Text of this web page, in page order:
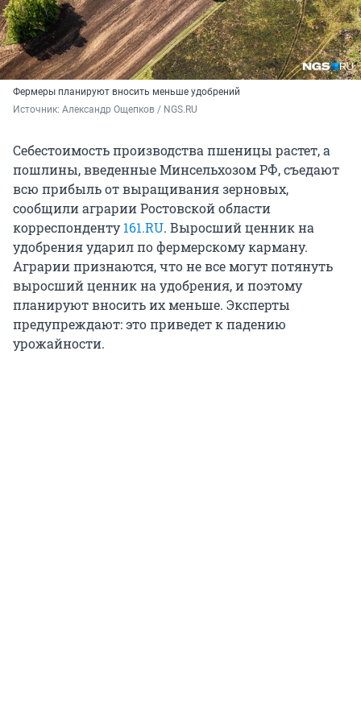
Фермеры планируют вносить меньше удобрений
Источник: Александр Ощепков / NGS.RU
Себестоимость производства пшеницы растет, а
пошлины, введенные Минсельхозом РФ, съедают
всю прибыль от выращивания зерновых,
сообщили аграрии Ростовской области
корреспонденту161.RU. Выросший ценник на
удобрения ударил по фермерскому карману.
Аграрии признаются, что не все могут потянуть
выросший ценник на удобрения, и поэтому
планируют вносить их меньше. Эксперты
предупреждают: это приведет к падению
урожайности.